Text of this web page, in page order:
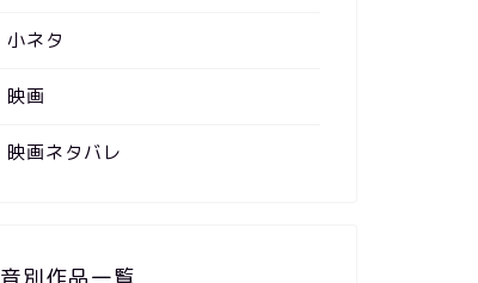
小ネタ
映画
映画ネタバレ
別作品一覧